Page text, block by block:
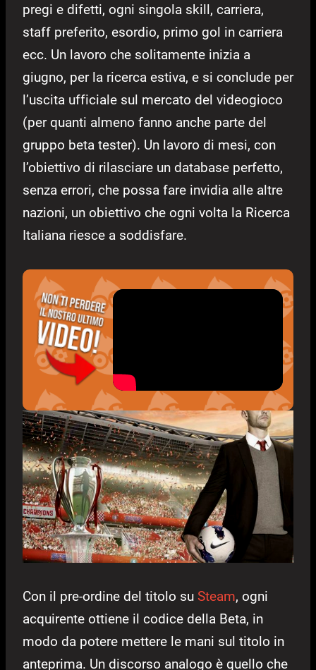
pregi e difetti, ogni singola skill, carriera,
staff preferito, esordio, primo gol in carriera
ecc. Un lavoro che solitamente inizia a
giugno, per la ricerca estiva, e si conclude per
l’uscita ufficiale sul mercato del videogioco
(per quanti almeno fanno anche parte del
gruppo beta tester). Un lavoro di mesi, con
l’obiettivo di rilasciare un database perfetto,
senza errori, che possa fare invidia alle altre
nazioni, un obiettivo che ogni volta la Ricerca
Italiana riesce a soddisfare.
Con il pre-ordine del titolo su Steam, ogni
acquirente ottiene il codice della Beta, in
modo da potere mettere le mani sul titolo in
anteprima. Un discorso analogo è quello che